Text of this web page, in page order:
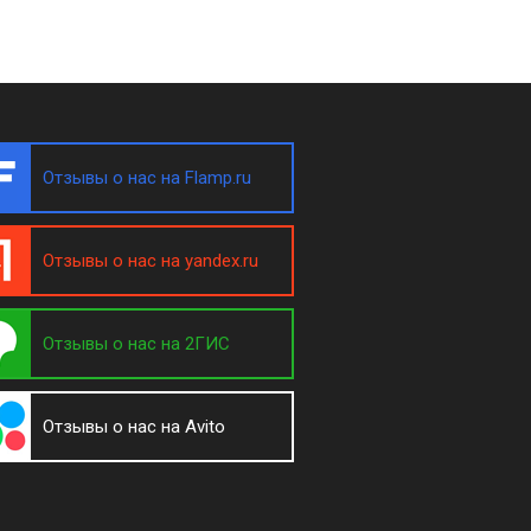
Отзывы о нас на Flamp.ru
Отзывы о нас на yandex.ru
Отзывы о нас на 2ГИС
Отзывы о нас на Avito